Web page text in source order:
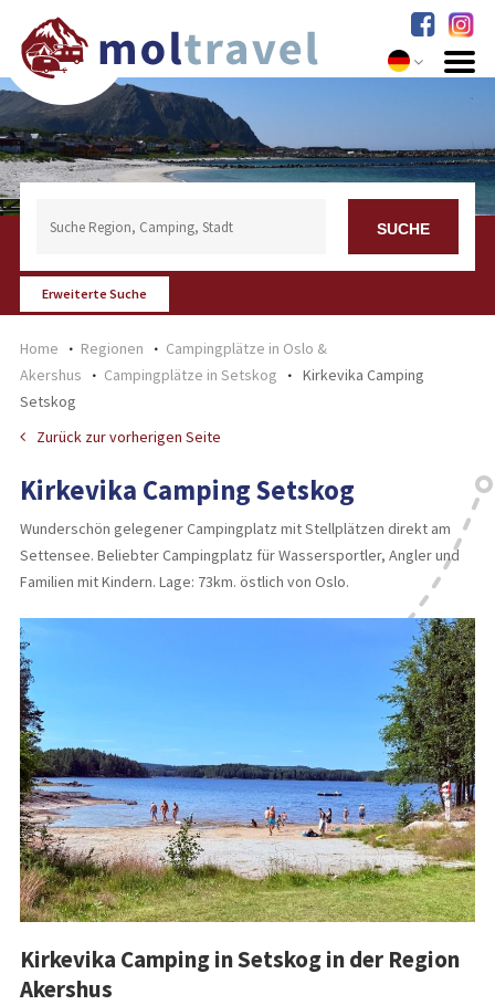
Erweiterte Suche
Home Regionen
Campingplätze in Oslo &
Akershus
Campingplätze in Setskog
Kirkevika Camping
Setskog
Zurück zur vorherigen Seite
Kirkevika Camping Setskog
Wunderschön gelegener Campingplatz mit Stellplätzen direkt am
Settensee. Beliebter Campingplatz für Wassersportler, Angler und
Familien mit Kindern. Lage: 73km. östlich von Oslo.
Kirkevika Camping in Setskog in der Region
Akershus